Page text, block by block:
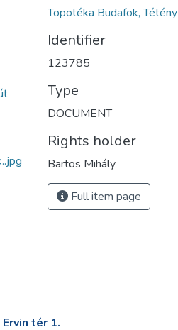
Topotéka Budafok, Tétény
Identifier
123785
Type
DOCUMENT
Rights holder
Bartos Mihály
Full item page
tér 1.